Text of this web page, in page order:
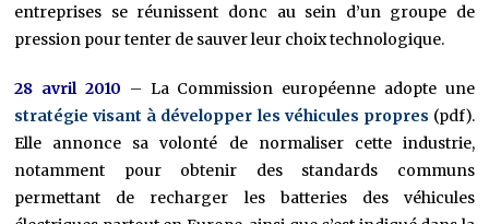
entreprises se réunissent donc au sein d’un groupe de
pression pour tenter de sauver leur choix technologique.
28 avril 2010 – La Commission européenne adopte une
stratégie visant à développer les véhicules propres (pdf).
Elle annonce sa volonté de normaliser cette industrie,
notamment pour obtenir des standards communs
permettant de recharger les batteries des véhicules